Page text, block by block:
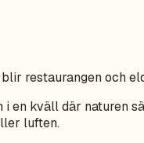
restaurangen och
en kväll där naturen
luften.